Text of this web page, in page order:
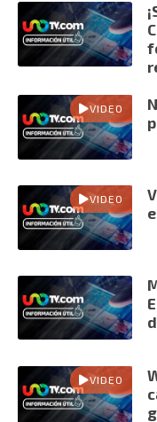
VIDEO
VIDEO
VIDEO